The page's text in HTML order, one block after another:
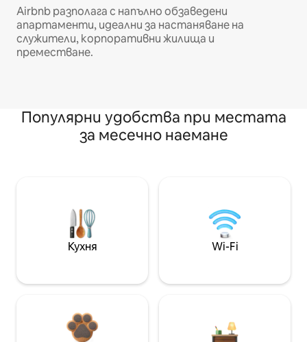
Airbnb разполага с напълно обзаведени
апартаменти, идеални за настаняване на
служители, корпоративни жилища и
преместване.
Популярни удобства при местата
за месечно наемане
Кухня Wi-Fi